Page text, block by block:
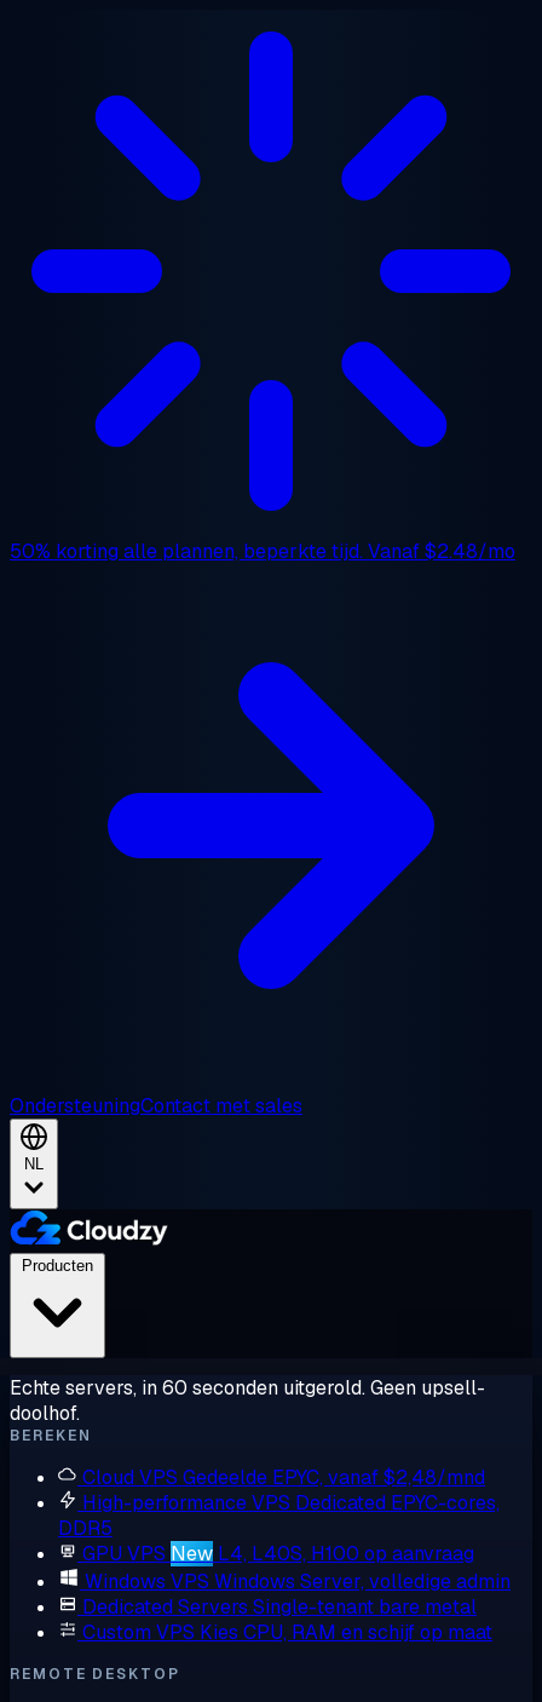
50% korting alle plannen, beperkte tijd. Vanaf$2.48/mo
OndersteuningContact met sales
NL
Echte servers, in 60 seconden uitgerold. Geen upsell-
doolhof.
BEREKEN
Cloud VPS Gedeelde EPYC, vanaf $2,48/mnd
High-performance VPS Dedicated EPYC-cores,
DDR5
GPU VPS New L4, L40S, H100 op aanvraag
Windows VPS Windows Server, volledige admin
Dedicated Servers Single-tenant bare metal
Custom VPS Kies CPU, RAM en schijf op maat
REMOTE DESKTOP